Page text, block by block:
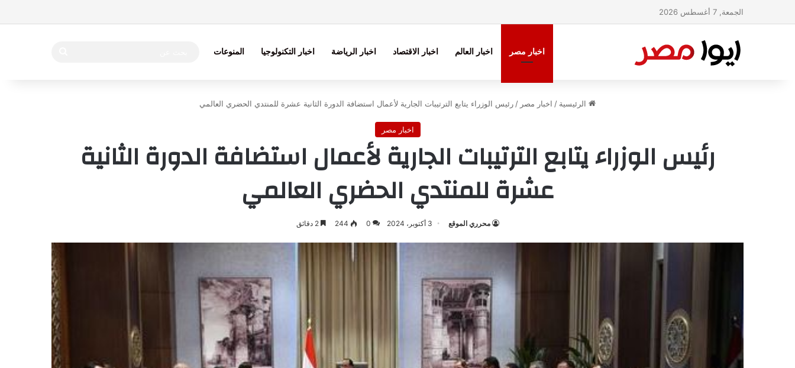
الجمعة, 7 أغسطس 2026
اخبار مصر اخبار العالم اخبار الاقتصاد اخبار الرياضة اخبار التكنولوجيا المنوعات
الرئيسية / اخبار مصر / رئيس الوزراء يتابع الترتيبات الجارية لأعمال استضافة الدورة الثانية عشرة للمنتدي الحضري العالمي
اخبار مصر
رئيس الوزراء يتابع الترتيبات الجارية لأعمال استضافة الدورة الثانية
عشرة للمنتدي الحضري العالمي
محرري الموقع 3 أكتوبر، 2024 0
244 2 دقائق